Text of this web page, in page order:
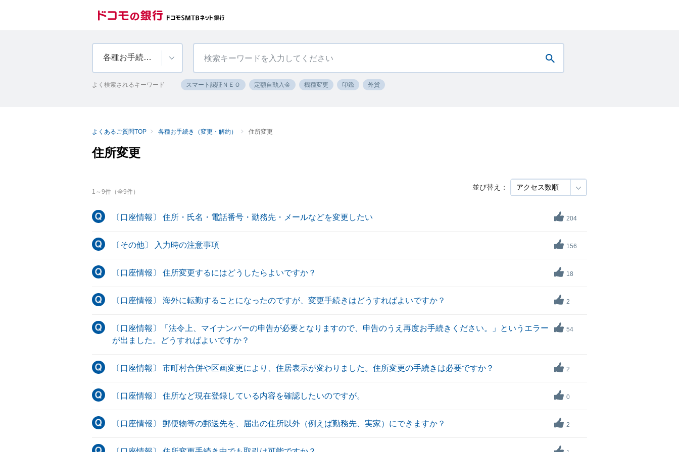
各種お手続き（変更・解約）
よく検索されるキーワード スマート認証ＮＥＯ 定額自動入金 機種変更 印鑑 外貨
よくあるご質問TOP 各種お手続き（変更・解約） 住所変更
住所変更
並び替え：
1 ～9件（全9件）
〔口座情報〕 住所・氏名・電話番号・勤務先・メールなどを変更したい 204
〔その他〕 入力時の注意事項 156
〔口座情報〕 住所変更するにはどうしたらよいですか？ 18
〔口座情報〕 海外に転勤することになったのですが、変更手続きはどうすればよいですか？ 2
〔口座情報〕「法令上、マイナンバーの申告が必要となりますので、申告のうえ再度お手続きください。」というエラー
が出ました。どうすればよいですか？
54
〔口座情報〕 市町村合併や区画変更により、住居表示が変わりました。住所変更の手続きは必要ですか？ 2
〔口座情報〕 住所など現在登録している内容を確認したいのですが。 0
〔口座情報〕 郵便物等の郵送先を、届出の住所以外（例えば勤務先、実家）にできますか？ 2